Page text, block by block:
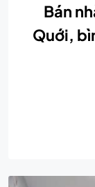
Bán
Quới,